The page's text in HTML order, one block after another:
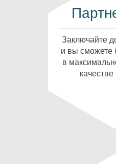
Заключайте
и вы сможете
в
качестве